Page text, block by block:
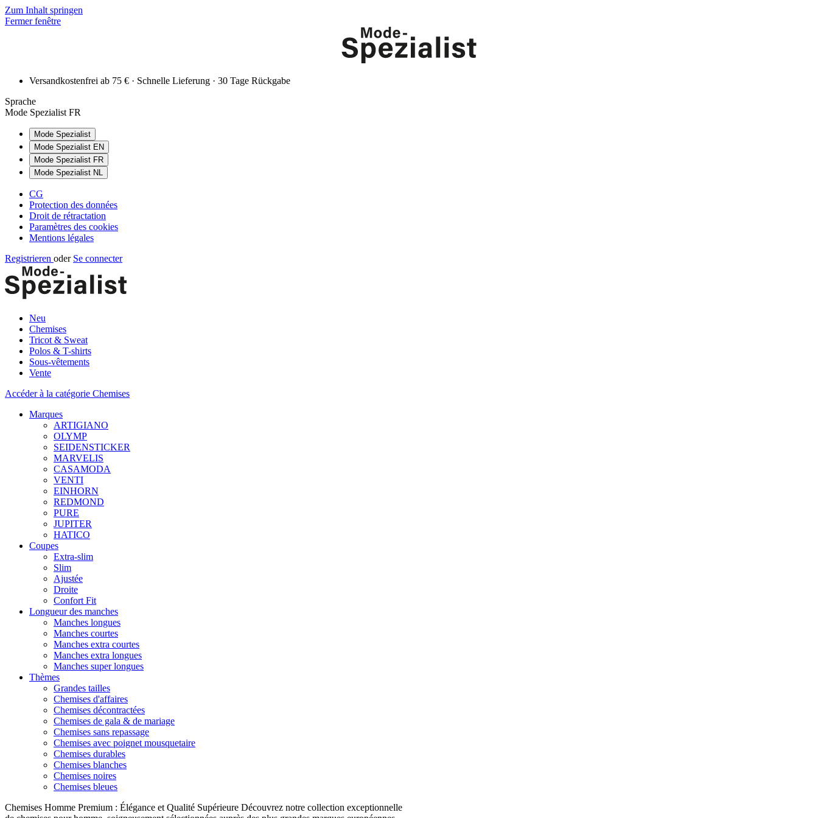
Zum Inhalt springen
Fermer fenêtre
Versandkostenfrei ab 75 € · Schnelle Lieferung · 30 Tage Rückgabe
Sprache
Mode Spezialist FR
Mode Spezialist
Mode Spezialist EN
Mode Spezialist FR
Mode Spezialist NL
CG
Protection des données
Droit de rétractation
Paramètres des cookies
Mentions légales
Registrieren oder Se connecter
Neu
Chemises
Tricot & Sweat
Polos & T-shirts
Sous-vêtements
Vente
Accéder à la catégorie Chemises
Marques
ARTIGIANO
OLYMP
SEIDENSTICKER
MARVELIS
CASAMODA
VENTI
EINHORN
REDMOND
PURE
JUPITER
HATICO
Coupes
Extra-slim
Slim
Ajustée
Droite
Confort Fit
Longueur des manches
Manches longues
Manches courtes
Manches extra courtes
Manches extra longues
Manches super longues
Thèmes
Grandes tailles
Chemises d'affaires
Chemises décontractées
Chemises de gala & de mariage
Chemises sans repassage
Chemises avec poignet mousquetaire
Chemises durables
Chemises blanches
Chemises noires
Chemises bleues
Chemises Homme Premium : Élégance et Qualité Supérieure Découvrez notre collection exceptionnelle